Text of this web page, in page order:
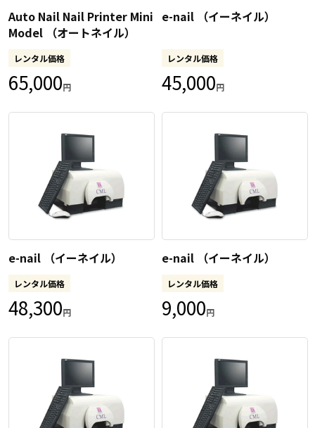
Auto Nail Nail Printer Mini
Model （オートネイル）
レンタル価格
65,000円
e-nail （イーネイル）
レンタル価格
45,000円
e-nail （イーネイル）
レンタル価格
48,300円
e-nail （イーネイル）
レンタル価格
9,000円